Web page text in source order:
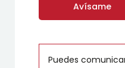
Avísame
Puedes